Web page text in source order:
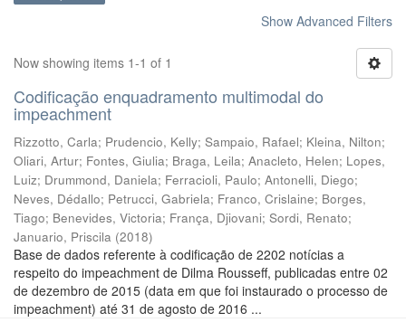
Show Advanced Filters
Now showing items 1-1 of 1
Codificação enquadramento multimodal do
impeachment
Rizzotto, Carla; Prudencio, Kelly; Sampaio, Rafael; Kleina, Nilton;
Oliari, Artur; Fontes, Giulia; Braga, Leila; Anacleto, Helen; Lopes,
Luiz; Drummond, Daniela; Ferracioli, Paulo; Antonelli, Diego;
Neves, Dédallo; Petrucci, Gabriela; Franco, Crislaine; Borges,
Tiago; Benevides, Victoria; França, Djiovani; Sordi, Renato;
Januario, Priscila (2018)
Base de dados referente à codificação de 2202 notícias a
respeito do impeachment de Dilma Rousseff, publicadas entre 02
de dezembro de 2015 (data em que foi instaurado o processo de
impeachment) até 31 de agosto de 2016 ...